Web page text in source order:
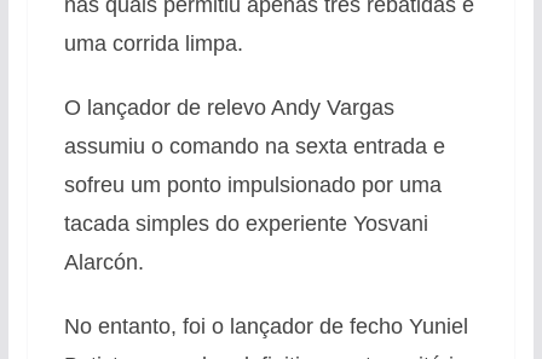
uma corrida limpa.
O lançador de relevo Andy Vargas
assumiu o comando na sexta entrada e
sofreu um ponto impulsionado por uma
tacada simples do experiente Yosvani
Alarcón.
No entanto, foi o lançador de fecho Yuniel